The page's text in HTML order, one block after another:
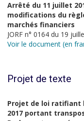
Arrêté du 11 juillet
modifications du
marchés financiers
JORF n° 0164 du 19
Voir le document (en
Projet de texte
Projet de loi ratifiant
2017 portant